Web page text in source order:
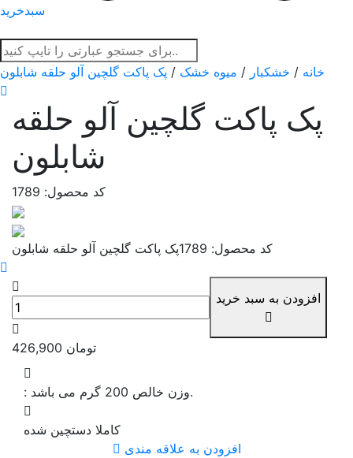
سبدخرید
خانه / خشکبار / میوه خشک / پک پاکت گلچین آلو حلقه شابلون
پک پاکت گلچین آلو حلقه
شابلون
کد محصول: 1789
پک پاکت گلچین آلو حلقه شابلون کد محصول: 1789
افزودن به سبد خرید
426,900 تومان
: وزن خالص 200 گرم می باشد.
کاملا دستچین شده
افزودن به علاقه مندی